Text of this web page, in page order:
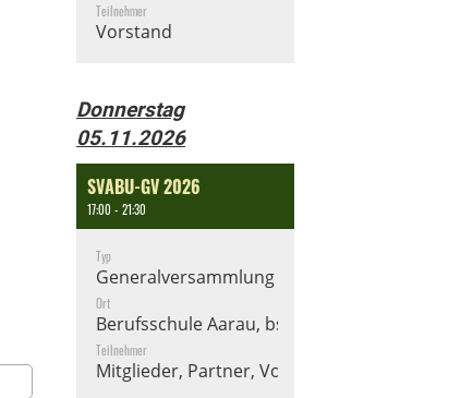
Teilnehmer
Vorstand
Donnerstag
05.11.2026
SVABU-GV 2026
17:00 - 21:30
Typ
Generalversammlung
Ort
Berufsschule Aarau, bsa
Teilnehmer
Mitglieder, Partner, Vorstand